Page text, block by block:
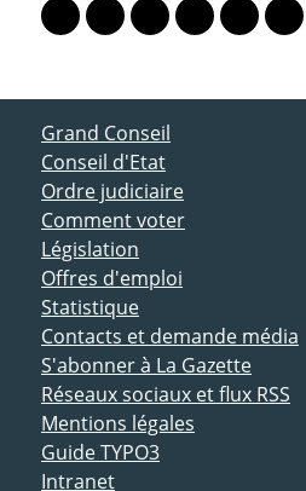
Lien vers le profil
Lien vers le profil
Lien vers le profil
Lien vers le
Lien
ACCÈS DIRECT
Grand Conseil
Conseil d'Etat
Ordre judiciaire
Comment voter
Législation
Offres d'emploi
Statistique
Contacts et demande média
S'abonner à La Gazette
Réseaux sociaux et flux RSS
Mentions légales
Guide TYPO3
Intranet